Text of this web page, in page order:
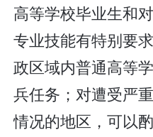
高等学校毕业生和
专业技能有特别要
政区域内普通高等
兵任务；对遭受严
情况的地区，可以